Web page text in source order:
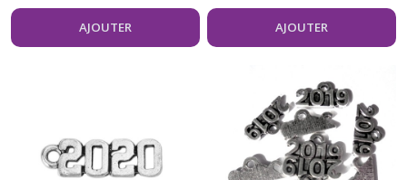
AJOUTER AJOUTER